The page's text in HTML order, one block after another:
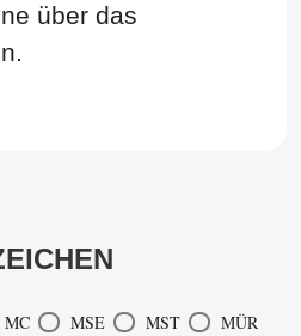
über das
MC MSE MST
MÜR